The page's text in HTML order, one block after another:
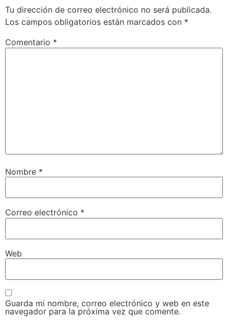
Tu dirección de correo electrónico no será publicada.
Los campos obligatorios están marcados con *
Comentario *
Nombre *
Correo electrónico *
Web
Guarda mi nombre, correo electrónico y web en este
navegador para la próxima vez que comente.